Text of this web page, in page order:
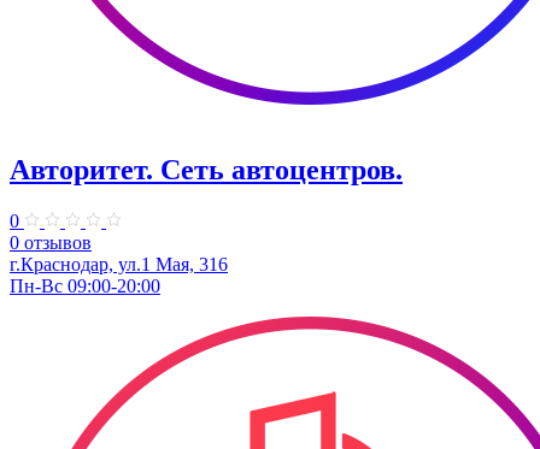
Авторитет. ​Сеть автоцентров.
0
0 отзывов
г.Краснодар, ул.​1 Мая, 316
Пн-Вс 09:00-20:00